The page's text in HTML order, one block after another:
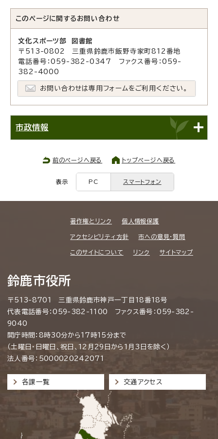
このページに関する お問い合わせ
文化スポーツ部 図書館
〒513-0802 三重県鈴鹿市飯野寺家町812番地
電話番号：059-382-0347 ファクス番号：059-
382-4000
お問い合わせは専用フォームをご利用ください。
市政情報
前のページへ戻る トップページへ戻る
表示 PC スマートフォン
著作権とリンク 個人情報保護
アクセシビリティ方針 市への意見・質問
このサイトについて リンク サイトマップ
鈴鹿市役所
〒513-8701 三重県鈴鹿市神戸一丁目18番18号
代表電話番号：059-382-1100 ファクス番号：059-382-
9040
開庁時間：8時30分から17時15分まで
（土曜日・日曜日、祝日、12月29日から1月3日を除く）
法人番号：5000020242071
各課一覧 交通アクセス